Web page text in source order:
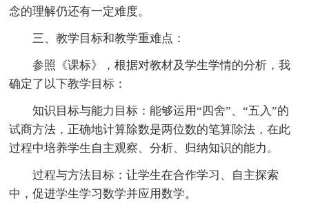
念的理解仍还有一定难度。
三、教学目标和教学重难点：
参照《课标》，根据对教材及学生学情的分析，我
确定了以下教学目标：
知识目标与能力目标：能够运用“四舍”、“五入”的
试商方法，正确地计算除数是两位数的笔算除法，在此
过程中培养学生自主观察、分析、归纳知识的能力。
过程与方法目标：让学生在合作学习、自主探索
中，促进学生学习数学并应用数学。